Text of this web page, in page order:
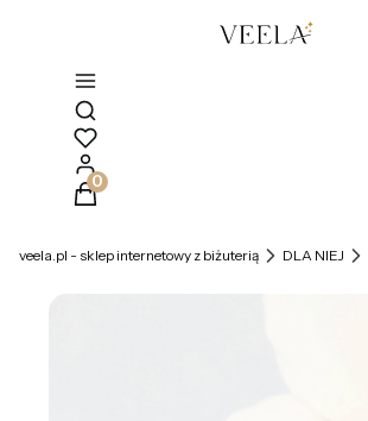
Otwórz wyszukiwarkę
Produkty w koszyku: 0. Zobacz
veela.pl - sklep internetowy z biżuterią DLA NIEJ